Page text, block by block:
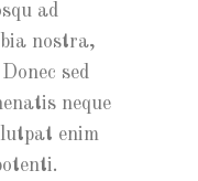
ad
nostra,
sed
neque
enim